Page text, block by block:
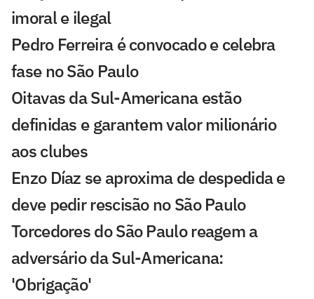
imoral e ilegal
Pedro Ferreira é convocado e celebra
fase no São Paulo
Oitavas da Sul-Americana estão
definidas e garantem valor milionário
aos clubes
Enzo Díaz se aproxima de despedida e
deve pedir rescisão no São Paulo
Torcedores do São Paulo reagem a
adversário da Sul-Americana:
'Obrigação'